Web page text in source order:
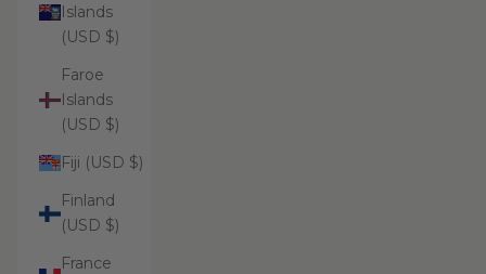
Islands
(USD $)
Faroe
Islands
(USD $)
Fiji (USD $)
Finland
(USD $)
France